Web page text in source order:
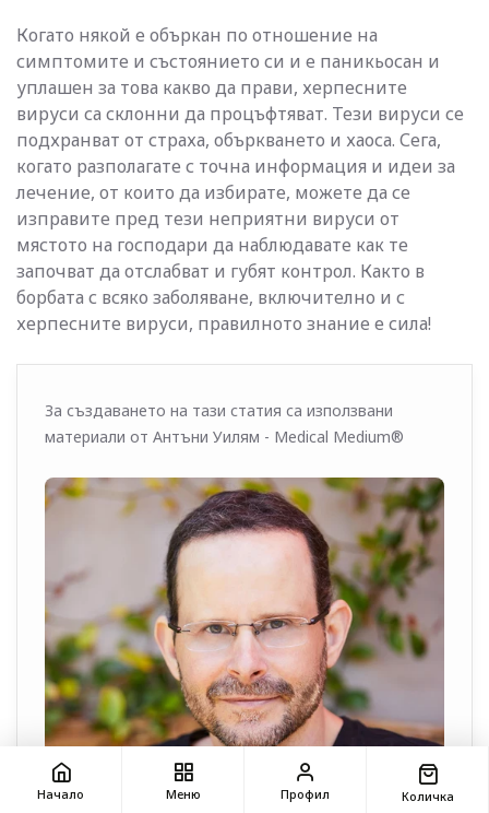
Когато някой е объркан по отношение на
симптомите и състоянието си и е паникьосан и
уплашен за това какво да прави, херпесните
вируси са склонни да процъфтяват. Тези вируси се
подхранват от страха, объркването и хаоса. Сега,
когато разполагате с точна информация и идеи за
лечение, от които да избирате, можете да се
изправите пред тези неприятни вируси от
мястото на господари да наблюдавате как те
започват да отслабват и губят контрол. Както в
борбата с всяко заболяване, включително и с
херпесните вируси, правилното знание е сила!
За създаването на тази статия са използвани
материали от Антъни Уилям - Medical Medium®
Начало Меню Профил Количка